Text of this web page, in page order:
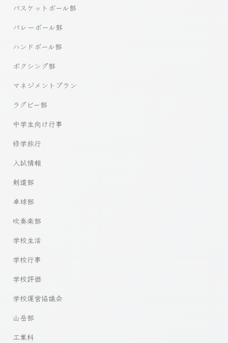
バスケットボール部
バレーボール部
ハンドボール部
ボクシング部
マネジメントプラン
ラグビー部
中学生向け行事
修学旅行
入試情報
剣道部
卓球部
吹奏楽部
学校生活
学校行事
学校評価
学校運営協議会
山岳部
工業科